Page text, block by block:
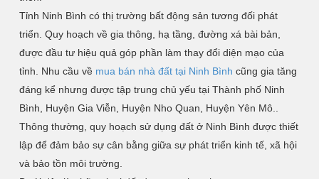
Tỉnh Ninh Bình có thị trường bất động sản tương đối phát
triển. Quy hoạch về gia thông, hạ tầng, đường xá bài bản,
được đầu tư hiệu quả góp phần làm thay đổi diện mạo của
tỉnh. Nhu cầu về mua bán nhà đất tại Ninh Bình cũng gia tăng
đáng kể nhưng được tập trung chủ yếu tại Thành phố Ninh
Bình, Huyện Gia Viễn, Huyện Nho Quan, Huyện Yên Mô..
Thông thường, quy hoạch sử dụng đất ở Ninh Bình được thiết
lập để đảm bảo sự cân bằng giữa sự phát triển kinh tế, xã hội
và bảo tồn môi trường.